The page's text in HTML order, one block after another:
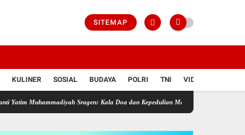
SITEMAP
KULINER SOSIAL BUDAYA POLRI TNI VIDIO
Sragen: Kala Doa dan Kepedulian Mengalir di Hari Jadi Bahlil Lahadalia